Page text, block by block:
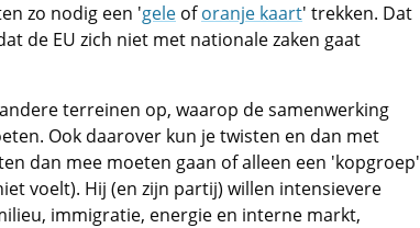
zo nodig een 'gele oforanje kaart' trekken. Dat
de EU zich niet met nationale zaken gaat
terreinen op, waarop de samenwerking
Ook daarover kun je twisten en dan met
dan mee moeten gaan of alleen een 'kopgroep'
voelt). Hij (en zijn partij) willen intensievere
immigratie, energie en interne markt,